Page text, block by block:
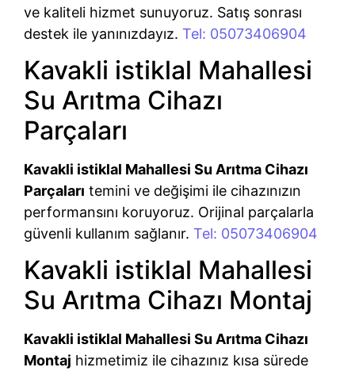
ve kaliteli hizmet sunuyoruz. Satış sonrası
destek ile yanınızdayız. Tel: 05073406904
Kavakli istiklal Mahallesi
Su Arıtma Cihazı
Parçaları
Kavakli istiklal Mahallesi Su Arıtma Cihazı
Parçaları temini ve değişimi ile cihazınızın
performansını koruyoruz. Orijinal parçalarla
güvenli kullanım sağlanır. Tel: 05073406904
Kavakli istiklal Mahallesi
Su Arıtma Cihazı Montaj
Kavakli istiklal Mahallesi Su Arıtma Cihazı
Montaj hizmetimiz ile cihazınız kısa sürede